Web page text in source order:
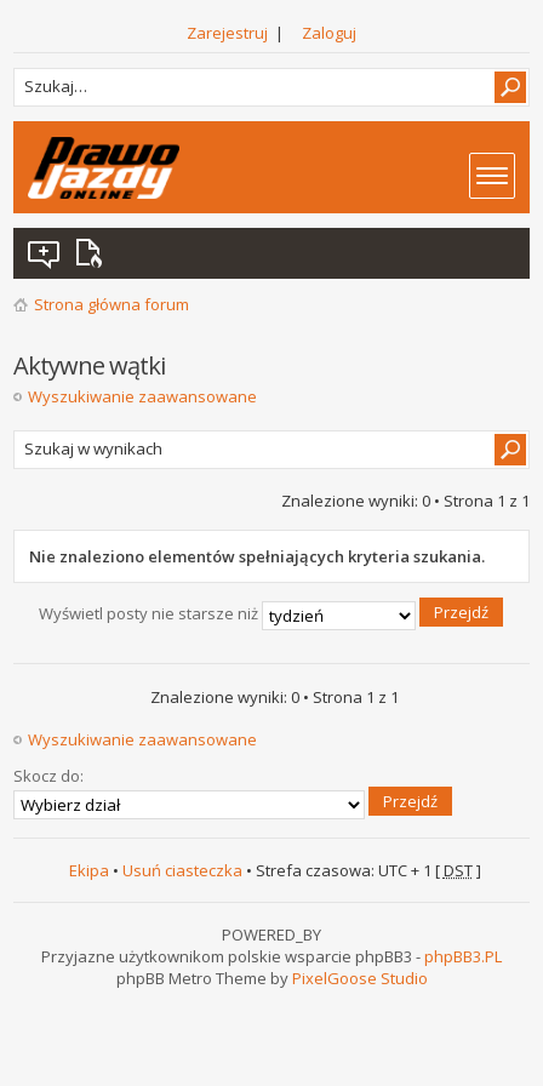
Zarejestruj | Zaloguj
Strona główna forum
Aktywne wątki
Wyszukiwanie zaawansowane
Znalezione wyniki: 0 • Strona 1 z 1
Nie znaleziono elementów spełniających kryteria szukania.
Wyświetl posty nie starsze niż
Znalezione wyniki: 0 • Strona 1 z 1
Wyszukiwanie zaawansowane
Skocz do:
Ekipa • Usuń ciasteczka • Strefa czasowa: UTC + 1 [DST]
POWERED_BY
Przyjazne użytkownikom polskie wsparcie phpBB3 -phpBB3.PL
phpBB Metro Theme byPixelGoose Studio